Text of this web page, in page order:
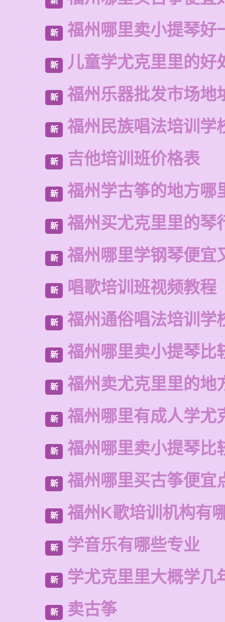
新 福州哪里卖小提琴好
新 儿童学尤克里里的好
新 福州乐器批发市场地
新 福州民族唱法培训学
新 吉他培训班价格表
新 福州学古筝的地方哪
新 福州买尤克里里的琴
新 福州哪里学钢琴便宜
新 唱歌培训班视频教程
新 福州通俗唱法培训学
新 福州哪里卖小提琴比
新 福州卖尤克里里的地
新 福州哪里有成人学尤
新 福州哪里卖小提琴比
新 福州哪里买古筝便宜
新 福州K歌培训机构有
新 学音乐有哪些专业
新 学尤克里里大概学几
新 卖古筝